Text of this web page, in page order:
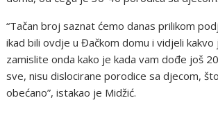
“Tačan broj saznat ćemo danas prilikom
ikad bili ovdje u Đačkom domu i vidjeli
zamislite onda kako je kada vam dođe još
sve, nisu dislocirane porodice sa djecom,
obećano”, istakao je Midžić.